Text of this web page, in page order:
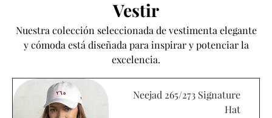
Vestir
Nuestra colección seleccionada de vestimenta elegante
y cómoda está diseñada para inspirar y potenciar la
excelencia.
Neejad 265/273 Signature
Hat